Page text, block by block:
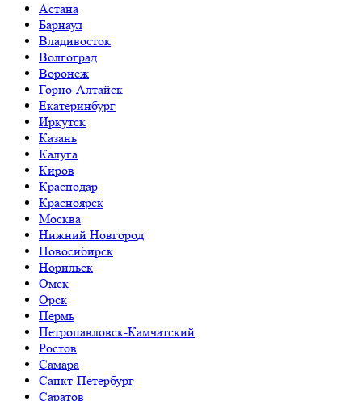
Астана
Барнаул
Владивосток
Волгоград
Воронеж
Горно-Алтайск
Екатеринбург
Иркутск
Казань
Калуга
Киров
Краснодар
Красноярск
Москва
Нижний Новгород
Новосибирск
Норильск
Омск
Орск
Пермь
Петропавловск-Камчатский
Ростов
Самара
Санкт-Петербург
Саратов